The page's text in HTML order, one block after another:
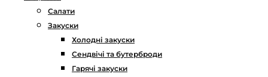
Салати
Закуски
Холодні закуски
Сендвічі та бутерброди
Гарячі закуски